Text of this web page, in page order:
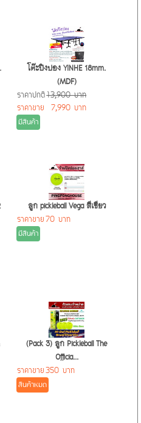
ด้วยการออกแบบที่พิถีพิถัน
Duty ช่วยให้คุณควบคุมทิศ
จทย์ผู้เล่นที่ต้องการความแม่นยำ
Serious Players): หากคุณคือ
นถูกสร้างมาเพื่อรองรับการใช้
พสูงสุด
โต๊ะปิงปอง YINHE 18mm.
(MDF)
ราคาปกติ13,900 บาท
ราคาขาย
7,990 บาท
มีสินค้า
ลูก pickleball Vega สีเขียว
ราคาขาย70 บาท
มีสินค้า
(Pack 3) ลูก Pickleball The
Officia...
ราคาขาย350 บาท
สินค้าหมด